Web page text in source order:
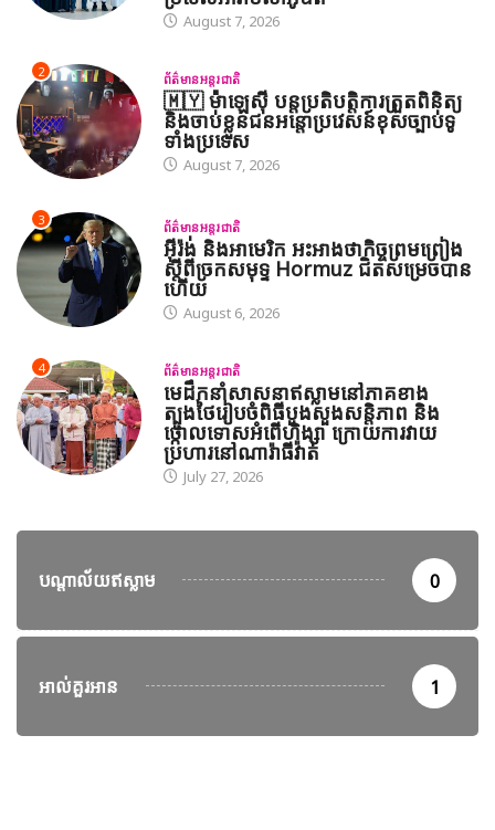
August 7, 2026
2 ព័ត៌មានអន្តរជាតិ
🇲🇾 ម៉ាឡេស៊ី បន្តប្រតិបត្តិការត្រួតពិនិត្យ
និងចាប់ខ្លួនជនអន្តោប្រវេសន៍ខុសច្បាប់ទូ
ទាំងប្រទេស
August 7, 2026
3 ព័ត៌មានអន្តរជាតិ
អ៊ីរ៉ង់ និងអាមេរិក អះអាងថាកិច្ចព្រមព្រៀង
ស្តីពីច្រកសមុទ្ទ Hormuz ជិតសម្រេចបាន
ហើយ
August 6, 2026
4 ព័ត៌មានអន្តរជាតិ
មេដឹកនាំសាសនាឥស្លាមនៅភាគខាង
ត្បូងថៃរៀបចំពិធីបួងសួងសន្តិភាព និង
ថ្កោលទោសអំពើហិង្សា ក្រោយការវាយ
ប្រហារនៅណារ៉ាធីវ៉ាត់
July 27, 2026
បណ្តាល័យឥស្លាម 0
អាល់គួរអាន 1